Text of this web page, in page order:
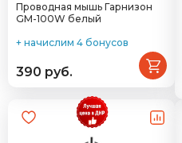
Проводная мышь Гарнизон
GM-100W белый
+ начислим 4 бонусов
390 руб.